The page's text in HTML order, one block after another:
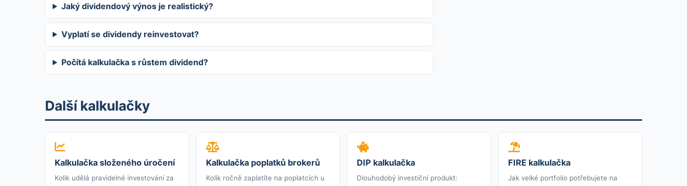
Jaký dividendový výnos je realistický?
Vyplatí se dividendy reinvestovat?
Počítá kalkulačka s růstem dividend?
Další kalkulačky
Kalkulačka složeného úročení
Kolik udělá pravidelné investování za
Kalkulačka poplatků brokerů
Kolik ročně zaplatíte na poplatcích u
DIP kalkulačka
Dlouhodobý investiční produkt:
FIRE kalkulačka
Jak velké portfolio potřebujete na